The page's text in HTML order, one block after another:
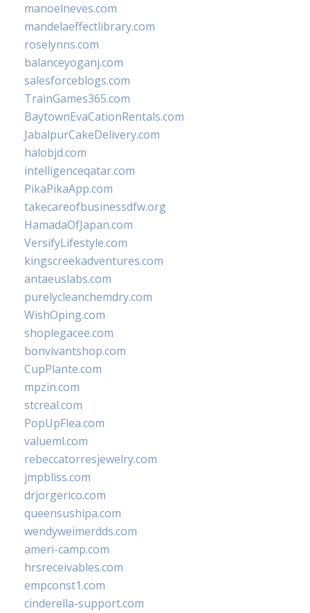
manoelneves.com
mandelaeffectlibrary.com
roselynns.com
balanceyoganj.com
salesforceblogs.com
TrainGames365.com
BaytownEvaCationRentals.com
JabalpurCakeDelivery.com
halobjd.com
intelligenceqatar.com
PikaPikaApp.com
takecareofbusinessdfw.org
HamadaOfJapan.com
VersifyLifestyle.com
kingscreekadventures.com
antaeuslabs.com
purelycleanchemdry.com
WishOping.com
shoplegacee.com
bonvivantshop.com
CupPlante.com
mpzin.com
stcreal.com
PopUpFlea.com
valueml.com
rebeccatorresjewelry.com
jmpbliss.com
drjorgerico.com
queensushipa.com
wendyweimerdds.com
ameri-camp.com
hrsreceivables.com
empconst1.com
cinderella-support.com